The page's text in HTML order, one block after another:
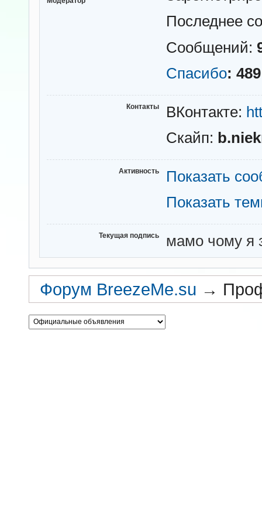
Последнее
Сообщений:
Спасибо: 489
Контакты ВКонтакте:
Скайп:
Активность
Показать
Показать
Текущая подпись мамо чому я
Форум BreezeMe.su →